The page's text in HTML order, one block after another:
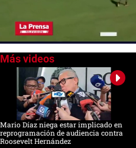
seconds
seconds
Mario Díaz niega estar implicado en
reprogramación de audiencia contra
Roosevelt Hernández